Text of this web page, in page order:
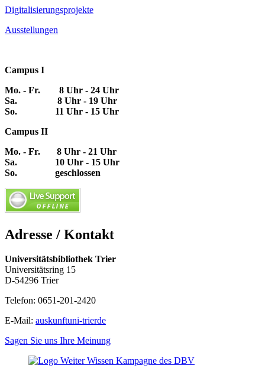
Digitalisierungsprojekte
Ausstellungen
Campus I
Mo. - Fr. 8 Uhr - 24 Uhr
Sa. 8 Uhr - 19 Uhr
So. 11 Uhr - 15 Uhr
Campus II
Mo. - Fr. 8 Uhr - 21 Uhr
Sa. 10 Uhr - 15 Uhr
So. geschlossen
Adresse / Kontakt
Universitätsbibliothek Trier
Universitätsring 15
D-54296 Trier
Telefon: 0651-201-2420
E-Mail: auskunftuni-trierde
Sagen Sie uns Ihre Meinung